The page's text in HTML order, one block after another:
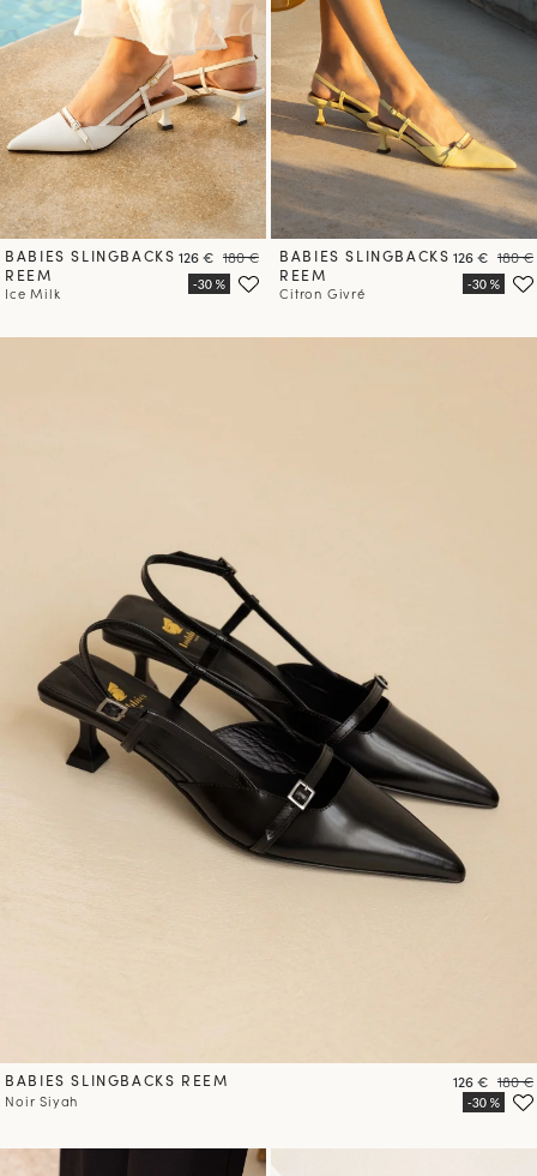
BABIES SLINGBACKS
REEM
Ice Milk
Prix
126 € Prix
180 €
BABIES SLINGBACKS
REEM
Citron Givré
Prix
126 € Prix
180 €
BABIES SLINGBACKS REEM
Noir Siyah
Prix
126 € Prix
180 €